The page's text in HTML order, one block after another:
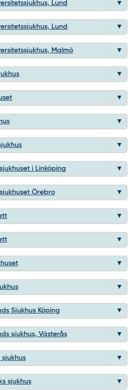
Lund
Lund
Malmö
i Linköping
Örebro
Sjukhus Köping
sjukhus, Västerås
sjukhus
sjukhus